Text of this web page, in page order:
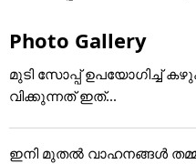
Photo Gallery
മുടി സോപ്പ് ഉപയോഗിച്ച്
വിക്കുന്നത് ഇത്...
ഇനി മുതൽ വാഹനങ്ങൾ